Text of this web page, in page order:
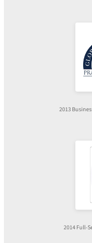
2013
2014 Full-